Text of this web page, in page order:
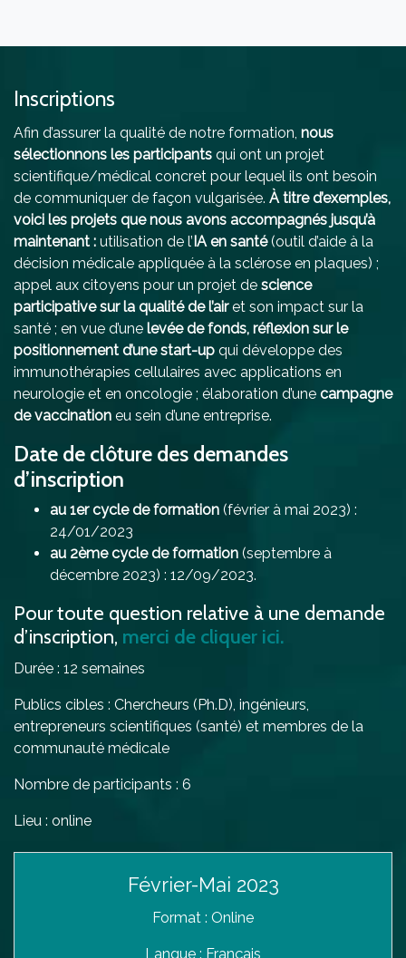
Inscriptions
Afin d’assurer la qualité de notre formation, nous
sélectionnons les participants qui ont un projet
scientifique/médical concret pour lequel ils ont besoin
de communiquer de façon vulgarisée. À titre d’exemples,
voici les projets que nous avons accompagnés jusqu’à
maintenant : utilisation de l’IA en santé(outil d’aide à la
décision médicale appliquée à la sclérose en plaques) ;
appel aux citoyens pour un projet de science
participative sur la qualité de l’airet son impact sur la
santé ; en vue d’une levée de fonds, réflexion sur le
positionnement d’une start-up qui développe des
immunothérapies cellulaires avec applications en
neurologie et en oncologie ; élaboration d’une campagne
de vaccination eu sein d’une entreprise.
Date de clôture des demandes
d’inscription
au 1er cycle de formation (février à mai 2023) :
24/01/2023
au 2ème cycle de formation (septembre à
décembre 2023) : 12/09/2023.
Pour toute question relative à une demande
d’inscription, merci de cliquer ici.
Durée : 12 semaines
Publics cibles : Chercheurs (Ph.D), ingénieurs,
entrepreneurs scientifiques (santé) et membres de la
communauté médicale
Nombre de participants : 6
Lieu : online
Février-Mai 2023
Format : Online
Langue : Français